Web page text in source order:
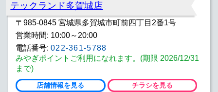
テックランド多賀城店
〒985-0845 宮城県多賀城市町前四丁目2番1号
営業時間: 10:00～20:00
電話番号: 022-361-5788
みやぎポイントご利用になれます。(期限 2026/12/31
まで)
店舗情報を見る チラシを見る